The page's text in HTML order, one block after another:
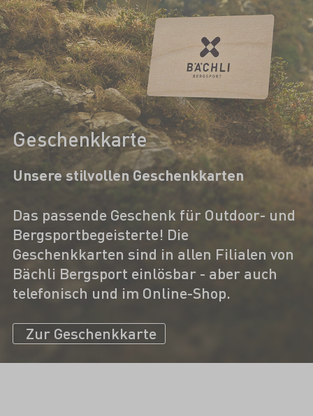
Geschenkkarte
Unsere stilvollen Geschenkkarten
Das passende Geschenk für Outdoor- und
Bergsportbegeisterte! Die
Geschenkkarten sind in allen Filialen von
Bächli Bergsport einlösbar - aber auch
telefonisch und im Online-Shop.
Zur Geschenkkarte